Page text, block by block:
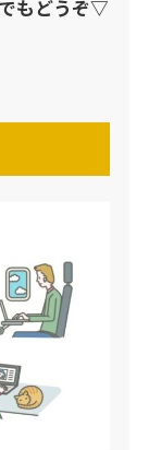
もどうぞ▽